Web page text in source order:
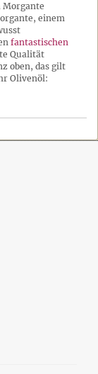
Morgante
einem
fantastischen
Qualität
oben, das gilt
Olivenöl: